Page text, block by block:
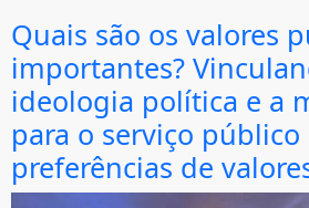
Quais são os valores
importantes?
ideologia política e a
para o serviço público
preferências de